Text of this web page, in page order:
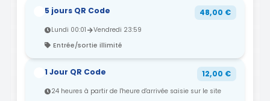
5 jours QR Code 48,00 €
Lundi 00:01
Vendredi 23:59
Entrée/sortie illimité
1 Jour QR Code 12,00 €
24 heures à partir de l'heure d'arrivée saisie sur le site